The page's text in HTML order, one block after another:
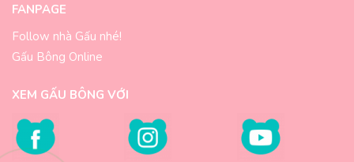
FANPAGE
Follow nhà Gấu nhé!
Gấu Bông Online
XEM GẤU BÔNG VỚI